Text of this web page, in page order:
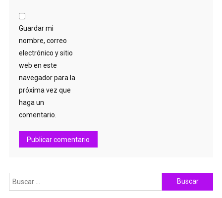
Guardar mi
nombre, correo
electrónico y sitio
web en este
navegador para la
próxima vez que
haga un
comentario.
Buscar: